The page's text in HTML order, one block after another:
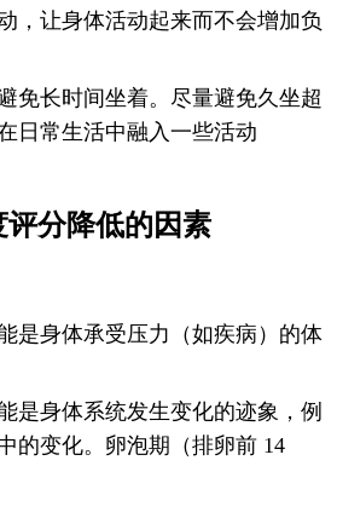
，让身体活动起来而不会增加负
免长时间坐着。尽量避免久坐超
日常生活中融入一些活动
分降低的因素
是身体承受压力（如疾病）的体
是身体系统发生变化的迹象，例
的变化。卵泡期（排卵前 14